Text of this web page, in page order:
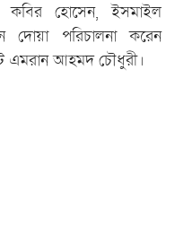
কবির হোসেন, ইসমাইল
দোয়া পরিচালনা করেন
আহমদ চৌধুরী।